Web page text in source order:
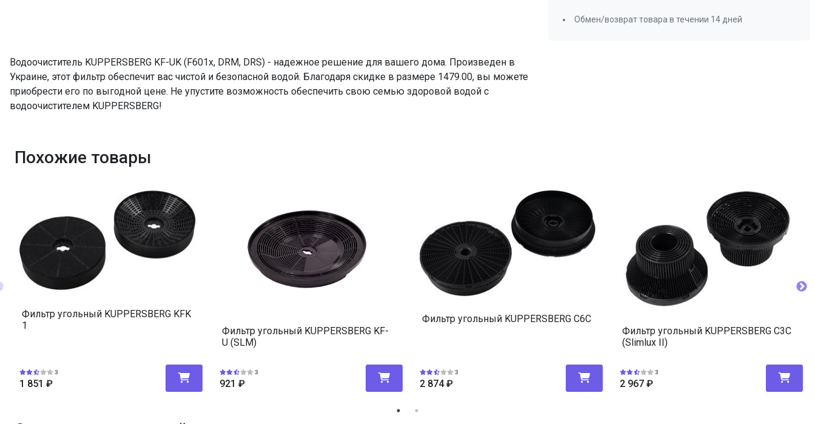
Водоочиститель KUPPERSBERG KF-UK (F601x, DRM, DRS) - надежное решение для вашего дома. Произведен в
Украине, этот фильтр обеспечит вас чистой и безопасной водой. Благодаря скидке в размере 1479.00, вы можете
приобрести его по выгодной цене. Не упустите возможность обеспечить свою семью здоровой водой с
водоочистителем KUPPERSBERG!
Обмен/возврат товара в течении 14 дней
Похожие товары
Фильтр угольный KUPPERSBERG KFK
1
3
1 851 ₽
Фильтр угольный KUPPERSBERG KF-
U (SLM)
3
921 ₽
Фильтр угольный KUPPERSBERG C6C
3
2 874₽
Фильтр угольный KUPPERSBERG C3C
(Slimlux II)
3
2 967 ₽